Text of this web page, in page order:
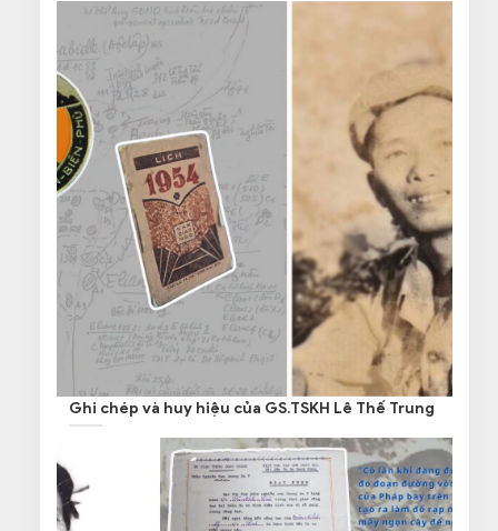
Ghi chép và huy hiệu của GS.TSKH Lê Thế Trung